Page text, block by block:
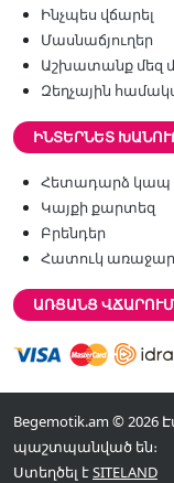
Ինչպես վճարել
Մասնաճյուղեր
Աշխատանք մեզ
Զեղչային
ԻՆՏԵՐՆԵՏ
Հետադարձ կապ
Կայքի քարտեզ
Բրենդեր
Հատուկ
ԱՌՑԱՆՑ ՎՃԱՐՈՒՄ
Begemotik.am © 2026
պաշտպանված են։
Ստեղծել էSITELAND